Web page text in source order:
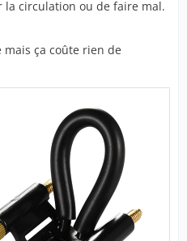
la circulation ou de faire mal.
mais ça coûte rien de